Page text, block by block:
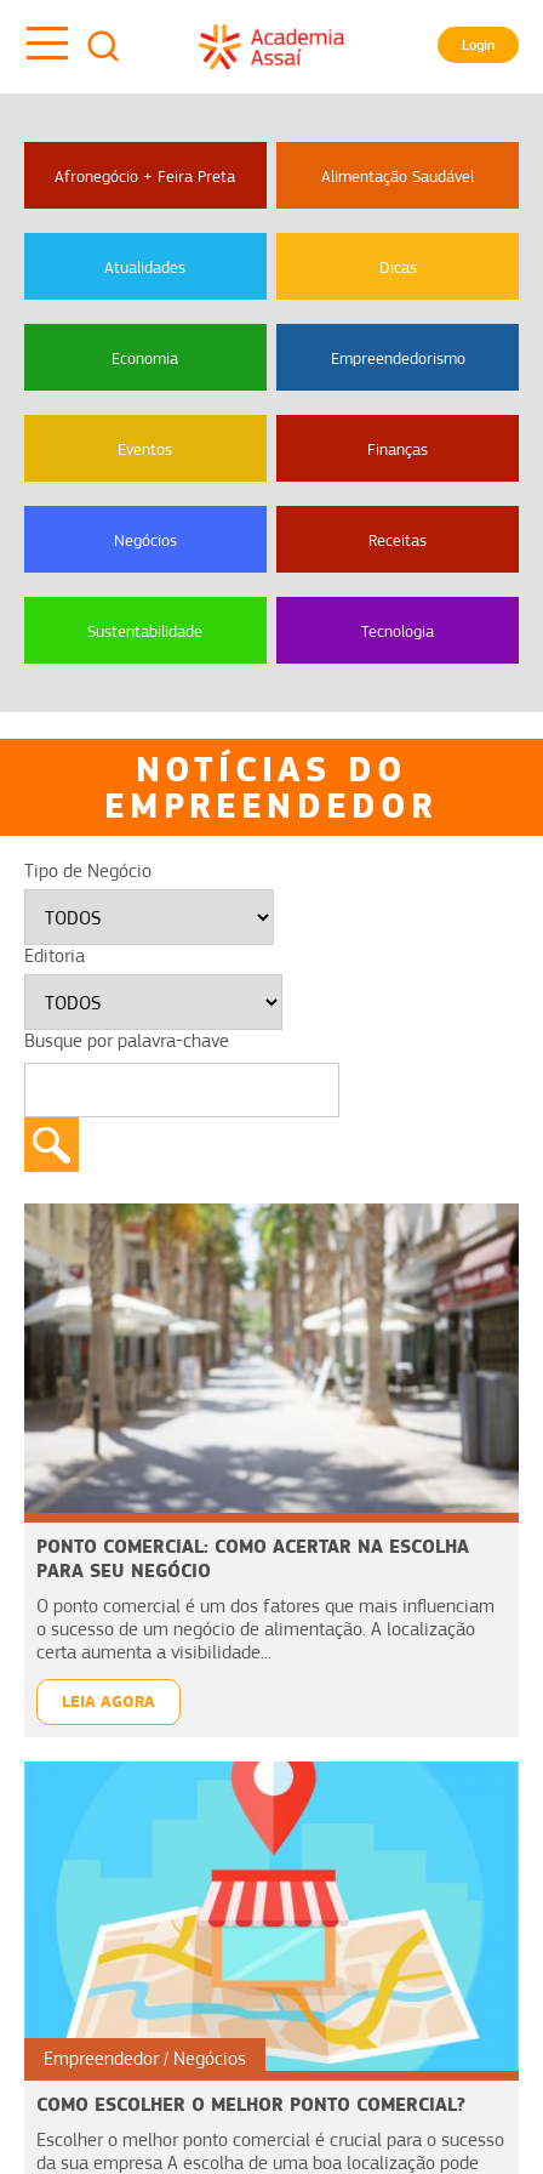
Login
Afronegócio + Feira Preta Alimentação Saudável
Atualidades Dicas
Economia Empreendedorismo
Eventos Finanças
Negócios Receitas
Sustentabilidade Tecnologia
NOTÍCIAS DO
EMPREENDEDOR
Tipo de Negócio
Editoria
Busque por palavra-chave
PONTO COMERCIAL: COMO ACERTAR NA ESCOLHA
PARA SEU NEGÓCIO
O ponto comercial é um dos fatores que mais influenciam
o sucesso de um negócio de alimentação. A localização
certa aumenta a visibilidade...
LEIA AGORA
Empreendedor Negócios
COMO ESCOLHER O MELHOR PONTO COMERCIAL?
Escolher o melhor ponto comercial é crucial para o sucesso
da sua empresa A escolha de uma boa localização pode